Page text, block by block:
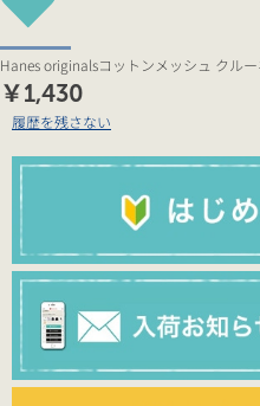
Hanes originalsコットンメッシュ クル
￥1,430
履歴を残さない